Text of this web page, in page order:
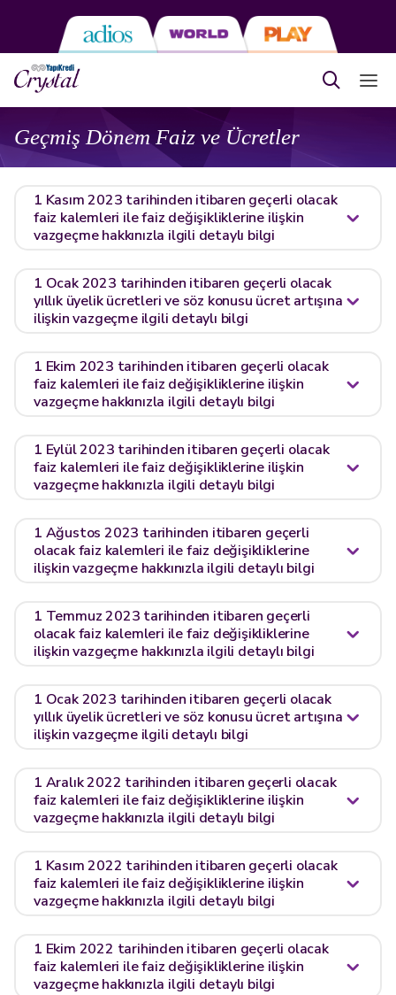
Geçmiş Dönem Faiz ve Ücretler
1 Kasım 2023 tarihinden itibaren geçerli olacak
faiz kalemleri ile faiz değişikliklerine ilişkin
vazgeçme hakkınızla ilgili detaylı bilgi
1 Ocak 2023 tarihinden itibaren geçerli olacak
yıllık üyelik ücretleri ve söz konusu ücret artışına
ilişkin vazgeçme ilgili detaylı bilgi
1 Ekim 2023 tarihinden itibaren geçerli olacak
faiz kalemleri ile faiz değişikliklerine ilişkin
vazgeçme hakkınızla ilgili detaylı bilgi
1 Eylül 2023 tarihinden itibaren geçerli olacak
faiz kalemleri ile faiz değişikliklerine ilişkin
vazgeçme hakkınızla ilgili detaylı bilgi
1 Ağustos 2023 tarihinden itibaren geçerli
olacak faiz kalemleri ile faiz değişikliklerine
ilişkin vazgeçme hakkınızla ilgili detaylı bilgi
1 Temmuz 2023 tarihinden itibaren geçerli
olacak faiz kalemleri ile faiz değişikliklerine
ilişkin vazgeçme hakkınızla ilgili detaylı bilgi
1 Ocak 2023 tarihinden itibaren geçerli olacak
yıllık üyelik ücretleri ve söz konusu ücret artışına
ilişkin vazgeçme ilgili detaylı bilgi
1 Aralık 2022 tarihinden itibaren geçerli olacak
faiz kalemleri ile faiz değişikliklerine ilişkin
vazgeçme hakkınızla ilgili detaylı bilgi
1 Kasım 2022 tarihinden itibaren geçerli olacak
faiz kalemleri ile faiz değişikliklerine ilişkin
vazgeçme hakkınızla ilgili detaylı bilgi
1 Ekim 2022 tarihinden itibaren geçerli olacak
faiz kalemleri ile faiz değişikliklerine ilişkin
vazgeçme hakkınızla ilgili detaylı bilgi